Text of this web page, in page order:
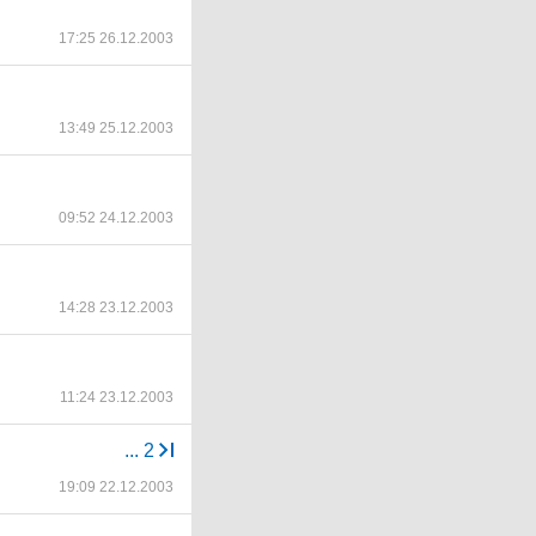
17:25 26.12.2003
13:49 25.12.2003
09:52 24.12.2003
14:28 23.12.2003
11:24 23.12.2003
... 2
19:09 22.12.2003